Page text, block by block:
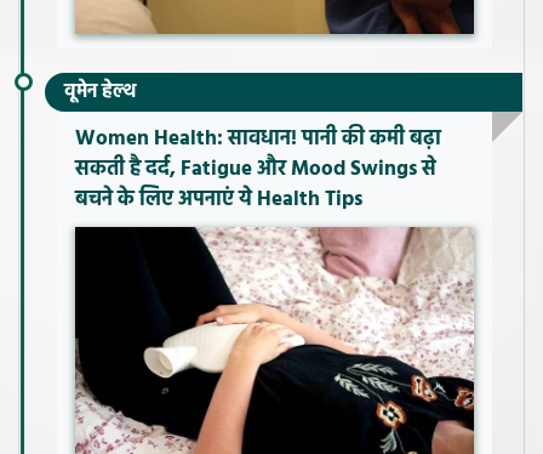
वूमेन हेल्थ
Women Health: सावधान! पानी की कमी बढ़ा
सकती है दर्द, Fatigue और Mood Swings से
बचने के लिए अपनाएं ये Health Tips